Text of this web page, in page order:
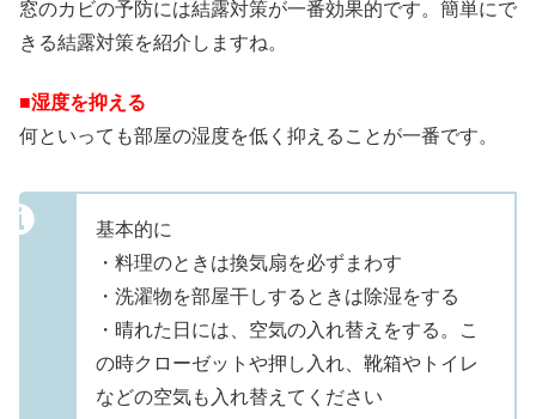
窓のカビの予防には結露対策が一番効果的です。簡単にで
きる結露対策を紹介しますね。
■湿度を抑える
何といっても部屋の湿度を低く抑えることが一番です。
基本的に
・料理のときは換気扇を必ずまわす
・洗濯物を部屋干しするときは除湿をする
・晴れた日には、空気の入れ替えをする。こ
の時クローゼットや押し入れ、靴箱やトイレ
などの空気も入れ替えてください